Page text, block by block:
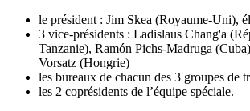
le président : Jim Skea (Royaume-Uni),
3 vice-présidents : Ladislaus Chang'a
Tanzanie), Ramón Pichs-Madruga
Vorsatz (Hongrie)
les bureaux de chacun des 3 groupes de
les 2 coprésidents de l’équipe spéciale.